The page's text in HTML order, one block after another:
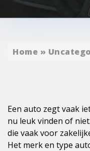
Home »
Een auto zegt vaak
nu leuk vinden of
die vaak voor
Het merk en type